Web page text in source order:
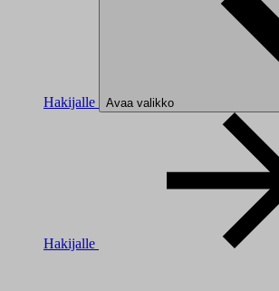
Hakijalle Avaa valikko
Hakijalle